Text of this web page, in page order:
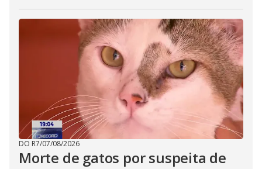
DO R7/07/08/2026
Morte de gatos por suspeita de